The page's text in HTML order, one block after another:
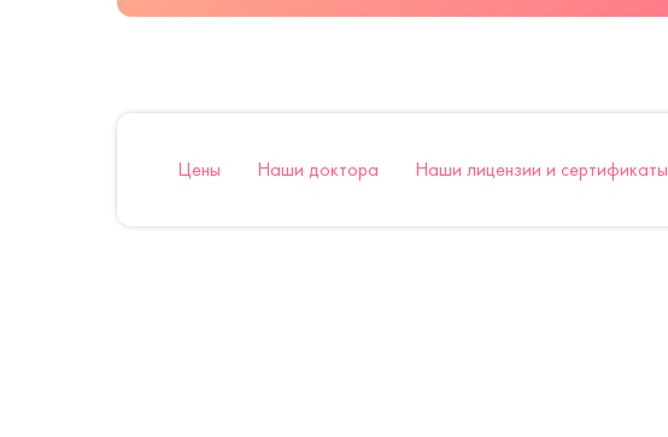
Цены Наши доктора Наши лицензии и сертификаты